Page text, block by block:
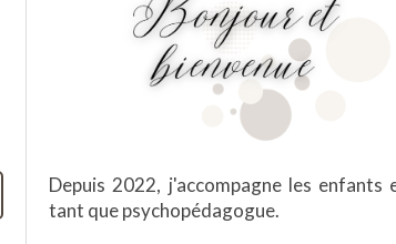
Depuis 2022, j'accompagne les enfants
tant que psychopédagogue.